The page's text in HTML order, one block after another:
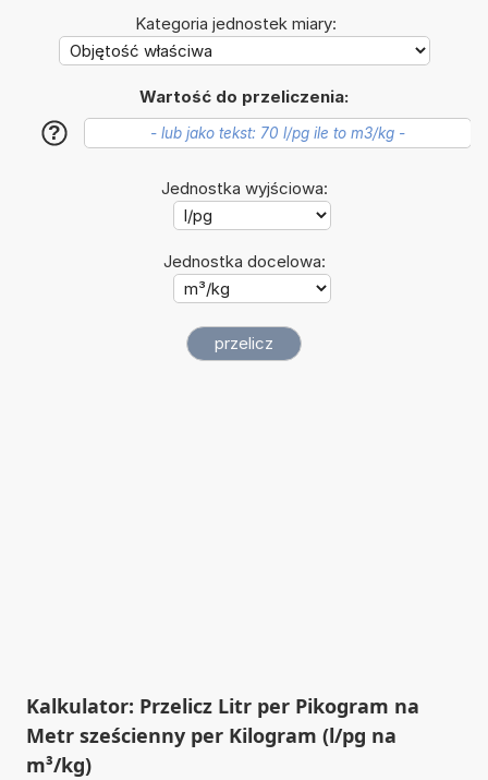
Kategoria jednostek miary:
Wartość do przeliczenia:
?
Jednostka wyjściowa:
Jednostka docelowa:
Kalkulator: Przelicz Litr per Pikogram na
Metr sześcienny per Kilogram (l/pg na
m³/kg)